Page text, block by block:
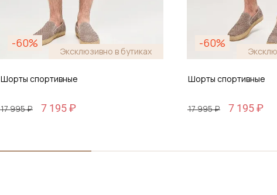
-60%
Эксклюзивно в бутиках
Шорты спортивные
17 995 ₽ 7 195 ₽
Размер
-60%
Шорты спортивные
17 995 ₽ 7 195 ₽
Размер